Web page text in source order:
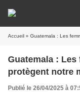
Accueil » Guatemala : Les
Guatemala :
protègent notre
Publié le 26/04/2025 à